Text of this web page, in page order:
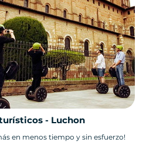
- Luchon
en menos tiempo y sin esfuerzo!